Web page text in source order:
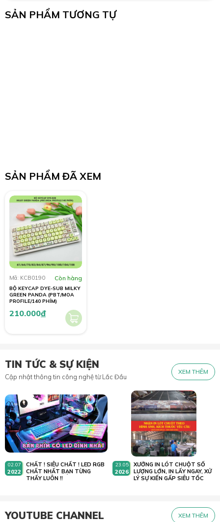
SẢN PHẨM TƯƠNG TỰ
SẢN PHẨM ĐÃ XEM
Mã: KCB0190 Còn hàng
BỘ KEYCAP DYE-SUB MILKY
GREEN PANDA (PBT/MOA
PROFILE/140 PHÍM)
210.000đ
TIN TỨC & SỰ KIỆN
Cập nhật thông tin công nghệ từ Lắc Đầu
XEM THÊM
02.07
2022
CHẤT ! SIÊU CHẤT ! LED RGB
CHẤT NHẤT BẠN TỪNG
THẤY LUÔN !!
23.05
2026
XƯỞNG IN LÓT CHUỘT SỐ
LƯỢNG LỚN, IN LẤY NGAY, XỬ
LÝ SỰ KIẾN GẤP SIÊU TỐC
YOUTUBE CHANNEL XEM THÊM